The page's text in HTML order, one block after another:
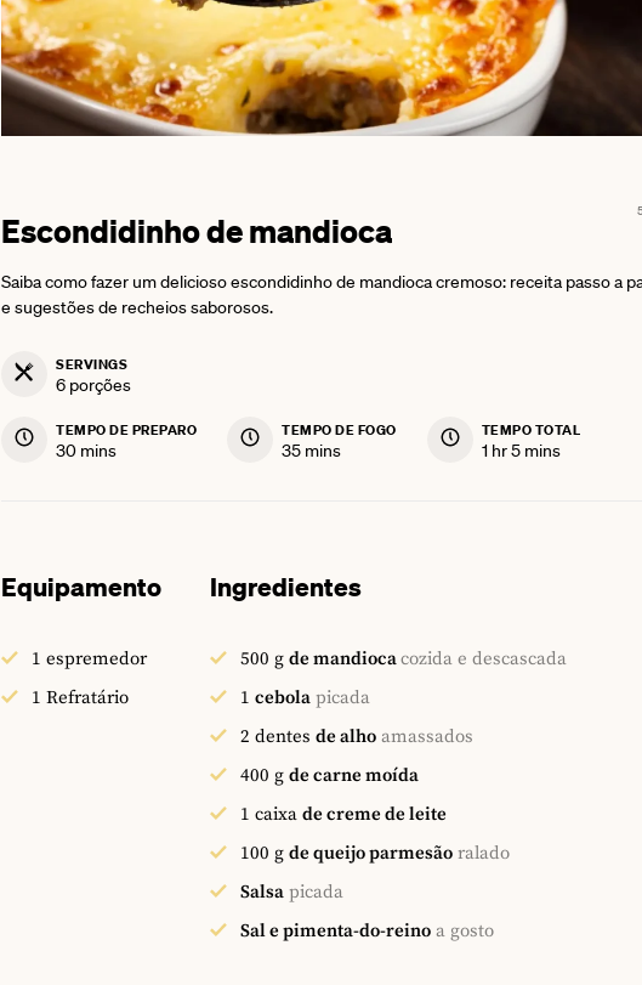
Escondidinho de mandioca
Saiba como fazer um delicioso escondidinho de mandioca cremoso: receita passo a
e sugestões de recheios saborosos.
SERVINGS
6 porções
TEMPO DE PREPARO
30minutes
mins
TEMPO DE FOGO
35minutes
mins
TEMPO TOTAL
1hour
hr5minutes
mins
Equipamento
1 espremedor
1 Refratário
Ingredientes
500 g de mandiocacozida e descascada
1 cebola picada
2 dentes de alho amassados
400 g de carne moída
1 caixa de creme de leite
100 g de queijo parmesão ralado
Salsa picada
Sal e pimenta-do-reino a gosto